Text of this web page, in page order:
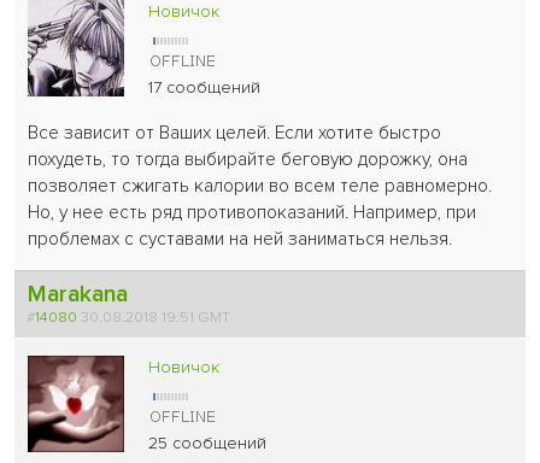
Новичок
17 сообщений
Все зависит от Ваших целей. Если хотите быстро
похудеть, то тогда выбирайте беговую дорожку, она
позволяет сжигать калории во всем теле равномерно.
Но, у нее есть ряд противопоказаний. Например, при
проблемах с суставами на ней заниматься нельзя.
Marakana
#14080 30.08.2018 19:51 GMT
Новичок
25 сообщений